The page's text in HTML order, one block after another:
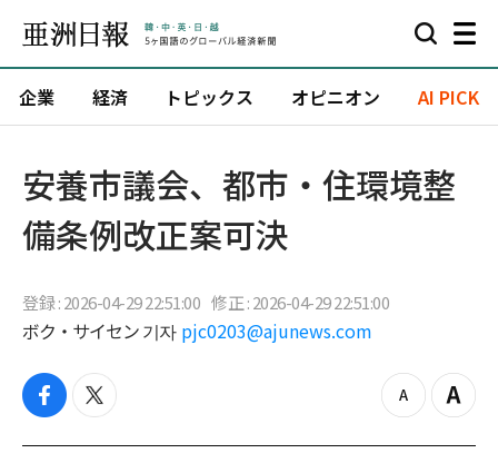
企業 経済 トピックス オピニオン AI PICK
安養市議会、都市・住環境整
備条例改正案可決
登録 : 2026-04-29 22:51:00 修正 : 2026-04-29 22:51:00
ボク・サイセン 기자 pjc0203@ajunews.com
f
c
t
i
z
o
Z
o